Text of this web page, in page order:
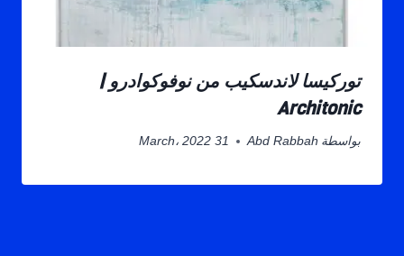
توركيسا لاندسكيب من نوفوكوادرو |
Architonic
بواسطة Abd Rabbah 31 March، 2022